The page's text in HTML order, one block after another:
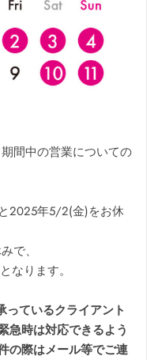
間中の営業についての
2025年5/2(金)をお休
で、
なります。
ているクライアント
急時は対応できるよう
の際はメール等でご連